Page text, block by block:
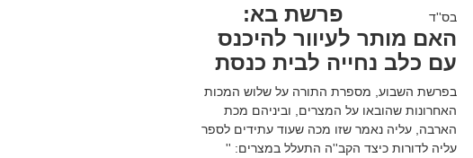
בס''ד
פרשת בא:
האם מותר לעיוור להיכנס
עם כלב נחייה לבית כנסת
בפרשת השבוע, מספרת התורה על שלוש המכות
האחרונות שהובאו על המצרים, וביניהם מכת
הארבה, עליה נאמר שזו מכה שעוד עתידים לספר
עליה לדורות כיצד הקב''ה התעלל במצרים: ''